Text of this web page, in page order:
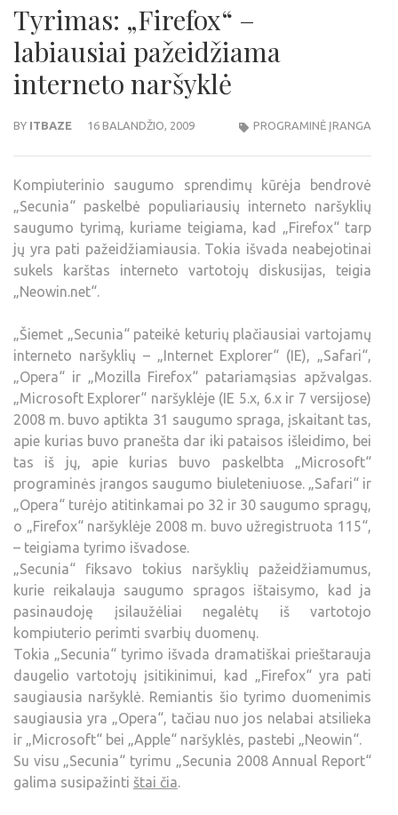
Tyrimas: „Firefox“ –
labiausiai pažeidžiama
interneto naršyklė
BY ITBAZE 16 BALANDŽIO, 2009 PROGRAMINĖ ĮRANGA
Kompiuterinio saugumo sprendimų kūrėja bendrovė
„Secunia“ paskelbė populiariausių interneto naršyklių
saugumo tyrimą, kuriame teigiama, kad „Firefox“ tarp
jų yra pati pažeidžiamiausia. Tokia išvada neabejotinai
sukels karštas interneto vartotojų diskusijas, teigia
„Neowin.net“.
„Šiemet „Secunia“ pateikė keturių plačiausiai vartojamų
interneto naršyklių – „Internet Explorer“ (IE), „Safari“,
„Opera“ ir „Mozilla Firefox“ patariamąsias apžvalgas.
„Microsoft Explorer“ naršyklėje (IE 5.x, 6.x ir 7 versijose)
2008 m. buvo aptikta 31 saugumo spraga, įskaitant tas,
apie kurias buvo pranešta dar iki pataisos išleidimo, bei
tas iš jų, apie kurias buvo paskelbta „Microsoft“
programinės įrangos saugumo biuleteniuose. „Safari“ ir
„Opera“ turėjo atitinkamai po 32 ir 30 saugumo spragų,
o „Firefox“ naršyklėje 2008 m. buvo užregistruota 115“,
– teigiama tyrimo išvadose.
„Secunia“ fiksavo tokius naršyklių pažeidžiamumus,
kurie reikalauja saugumo spragos ištaisymo, kad ja
pasinaudoję įsilaužėliai negalėtų iš vartotojo
kompiuterio perimti svarbių duomenų.
Tokia „Secunia“ tyrimo išvada dramatiškai prieštarauja
daugelio vartotojų įsitikinimui, kad „Firefox“ yra pati
saugiausia naršyklė. Remiantis šio tyrimo duomenimis
saugiausia yra „Opera“, tačiau nuo jos nelabai atsilieka
ir „Microsoft“ bei „Apple“ naršyklės, pastebi „Neowin“.
Su visu „Secunia“ tyrimu „Secunia 2008 Annual Report“
galima susipažinti štai čia